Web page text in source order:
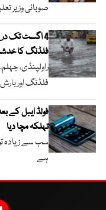
صوبائی وزیر
4 اگست تک
فلڈنگ کا
راولپنڈی،
فلڈنگ اور
فولڈ ایبل کے
تہلکہ مچا دیا
سب سے زیادہ
ہے